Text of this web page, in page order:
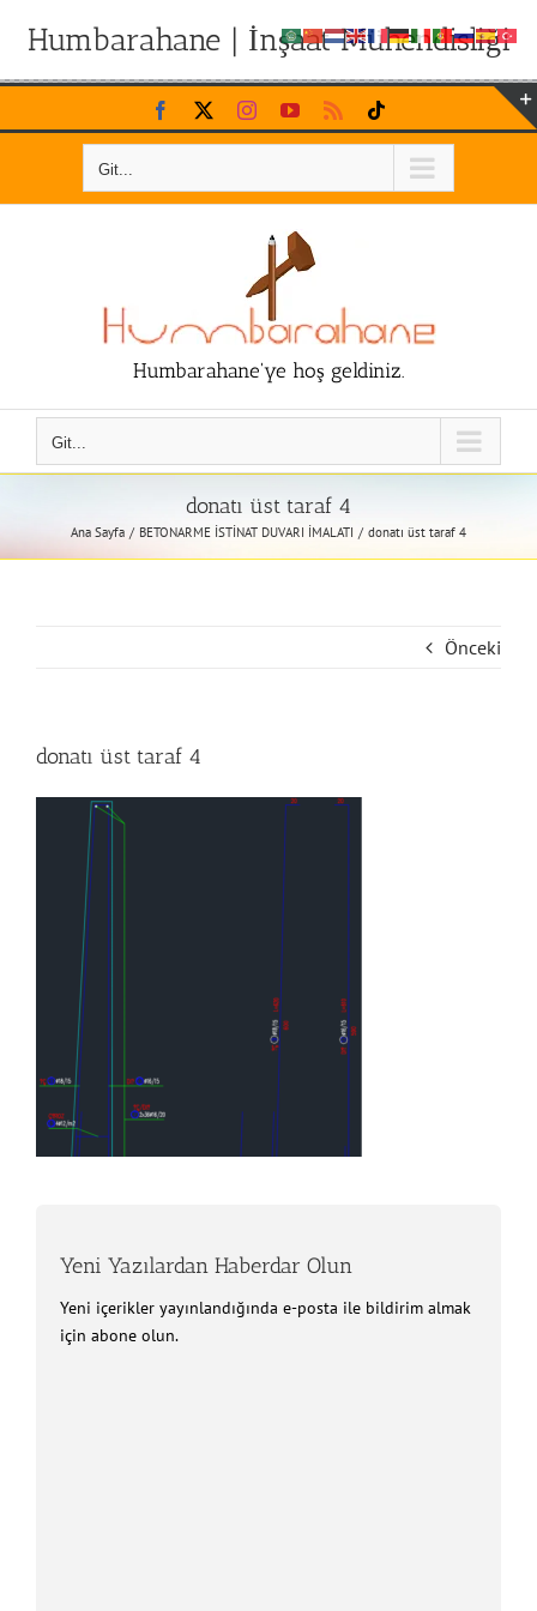
Humbarahane | İnşaat Mühendisliği
Skip
to
Facebook InstagramYouTubeRss
Git...
Humbarahane'ye hoş geldiniz.
Git...
donatı üst taraf 4
Ana Sayfa BETONARME İSTİNAT DUVARI İMALATI donatı üst taraf 4
Önceki
donatı üst taraf 4
Yeni Yazılardan Haberdar Olun
Yeni içerikler yayınlandığında e-posta ile bildirim almak
için abone olun.